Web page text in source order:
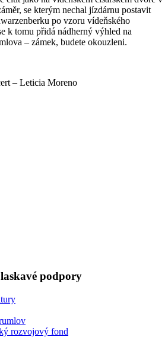
se kterým nechal jízdárnu postavit
po vzoru vídeňského
k tomu přidá nádherný výhled na
– zámek, budete okouzleni.
podpory